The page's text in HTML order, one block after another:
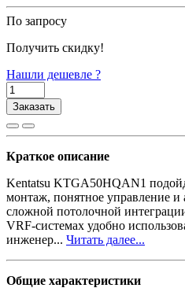
По запросу
Получить скидку!
Нашли дешевле ?
Заказать
Краткое описание
Kentatsu KTGA50HQAN1
монтаж, понятное управление
сложной потолочной
VRF-системах удобно
инженер... Читать далее...
Общие характеристики